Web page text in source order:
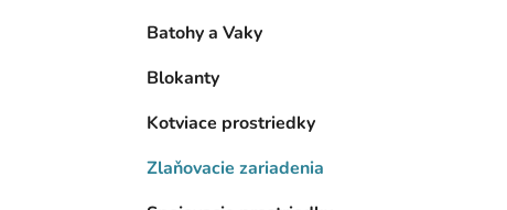
Batohy a Vaky
Blokanty
Kotviace prostriedky
Zlaňovacie zariadenia